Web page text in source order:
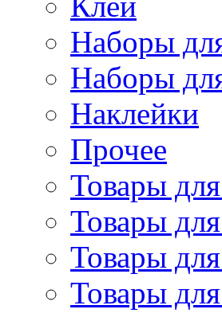
Наборы
Наборы
Наклейки
Прочее
Товары
Товары
Товары
Товары